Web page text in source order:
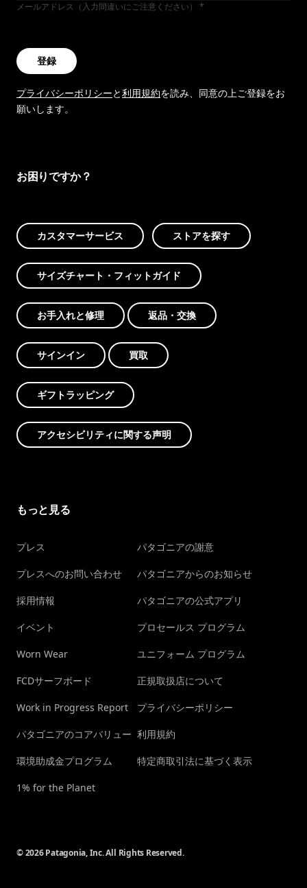
メールアドレス（入力間違いにご注意ください）
登録
プライバシーポリシーと利用規約を読み、同意の上ご登録をお
願いします。
お困りですか？
カスタマーサービス ストアを探す
サイズチャート・フィットガイド
お手入れと修理 返品・交換
サインイン 買取
ギフトラッピング
アクセシビリティに関する声明
もっと見る
プレス
プレスへのお問い合わせ
採用情報
イベント
Worn Wear
FCDサーフボード
Work in Progress Report
パタゴニアのコアバリュー
環境助成金プログラム
1% for the Planet
パタゴニアの謝意
パタゴニアからのお知らせ
パタゴニアの公式アプリ
プロセールス プログラム
ユニフォーム プログラム
正規取扱店について
プライバシーポリシー
利用規約
特定商取引法に基づく表示
© 2026 Patagonia, Inc. All Rights Reserved.